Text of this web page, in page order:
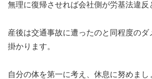
無理に復帰させれば会社側が労基法違反
産後は交通事故に遭ったのと同程度のダ
掛かります。
自分の体を第一に考え、休息に努めまし